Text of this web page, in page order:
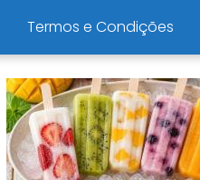
Termos e Condições